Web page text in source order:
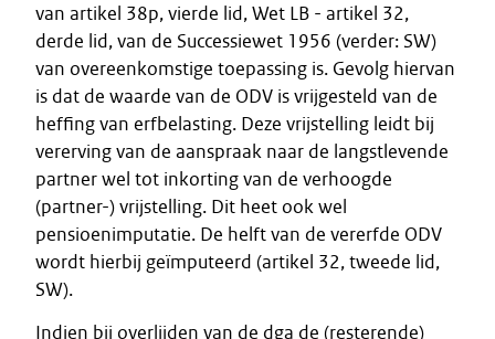
van artikel 38p, vierde lid, Wet LB - artikel 32,
derde lid, van de Successiewet 1956 (verder: SW)
van overeenkomstige toepassing is. Gevolg hiervan
is dat de waarde van de ODV is vrijgesteld van de
heffing van erfbelasting. Deze vrijstelling leidt bij
vererving van de aanspraak naar de langstlevende
partner wel tot inkorting van de verhoogde
(partner-) vrijstelling. Dit heet ook wel
pensioenimputatie. De helft van de vererfde ODV
wordt hierbij geïmputeerd (artikel 32, tweede lid,
SW).
Indien bij overlijden van de dga de (resterende)